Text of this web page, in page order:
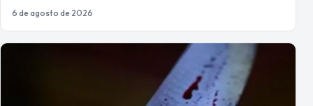
6 de agosto de 2026